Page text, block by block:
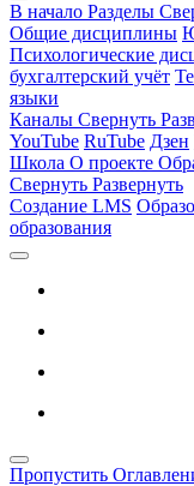
В начало Разделы
Общие дисциплины
Психологические
бухгалтерский учёт
языки
Каналы Свернуть
YouTube RuTube Дзен
Школа О проекте
Свернуть Развернуть
Создание LMS
образования
Пропустить